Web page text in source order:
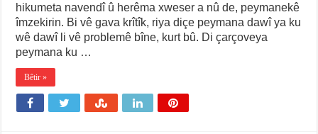
hikumeta navendî û herêma xweser a nû de, peymanekê
îmzekirin. Bi vê gava krîtîk, riya diçe peymana dawî ya ku
wê dawî li vê problemê bîne, kurt bû. Di çarçoveya
peymana ku …
Bêtir »